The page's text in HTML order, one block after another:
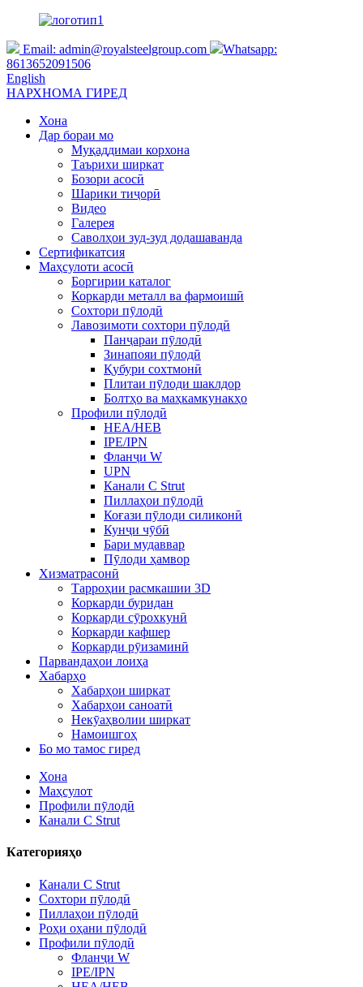
Email: admin@royalsteelgroup.com
Whatsapp:
8613652091506
English
НАРХНОМА ГИРЕД
Хона
Дар бораи мо
Муқаддимаи корхона
Таърихи ширкат
Бозори асосӣ
Шарики тиҷорӣ
Видео
Галерея
Саволҳои зуд-зуд додашаванда
Сертификатсия
Маҳсулоти асосӣ
Боргирии каталог
Коркарди металл ва фармоишӣ
Сохтори пӯлодӣ
Лавозимоти сохтори пӯлодӣ
Панҷараи пӯлодӣ
Зинапояи пӯлодӣ
Қубури сохтмонӣ
Плитаи пӯлоди шаклдор
Болтҳо ва маҳкамкунакҳо
Профили пӯлодӣ
HEA/HEB
IPE/IPN
Фланҷи W
UPN
Канали C Strut
Пиллаҳои пӯлодӣ
Коғази пӯлоди силиконӣ
Кунҷи чӯбӣ
Бари мудаввар
Пӯлоди ҳамвор
Хизматрасонӣ
Тарроҳии расмкашии 3D
Коркарди буридан
Коркарди сӯрохкунӣ
Коркарди кафшер
Коркарди рӯизаминӣ
Парвандаҳои лоиҳа
Хабарҳо
Хабарҳои ширкат
Хабарҳои саноатӣ
Некӯаҳволии ширкат
Намоишгоҳ
Бо мо тамос гиред
Хона
Маҳсулот
Профили пӯлодӣ
Канали C Strut
Категорияҳо
Канали C Strut
Сохтори пӯлодӣ
Пиллаҳои пӯлодӣ
Роҳи оҳани пӯлодӣ
Профили пӯлодӣ
Фланҷи W
IPE/IPN